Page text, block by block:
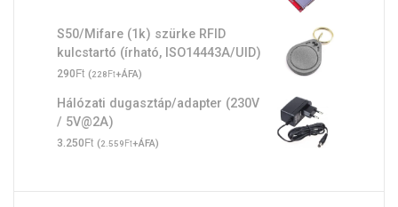
S50/Mifare (1k) szürke RFID
kulcstartó (írható, ISO14443A/UID)
290Ft (228Ft+ÁFA)
Hálózati dugasztáp/adapter (230V
/ 5V@2A)
3.250Ft (2.559Ft+ÁFA)